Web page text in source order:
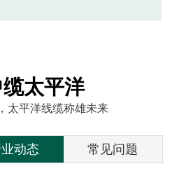
太平洋
太平洋线缆称雄未来
动态 常见问题